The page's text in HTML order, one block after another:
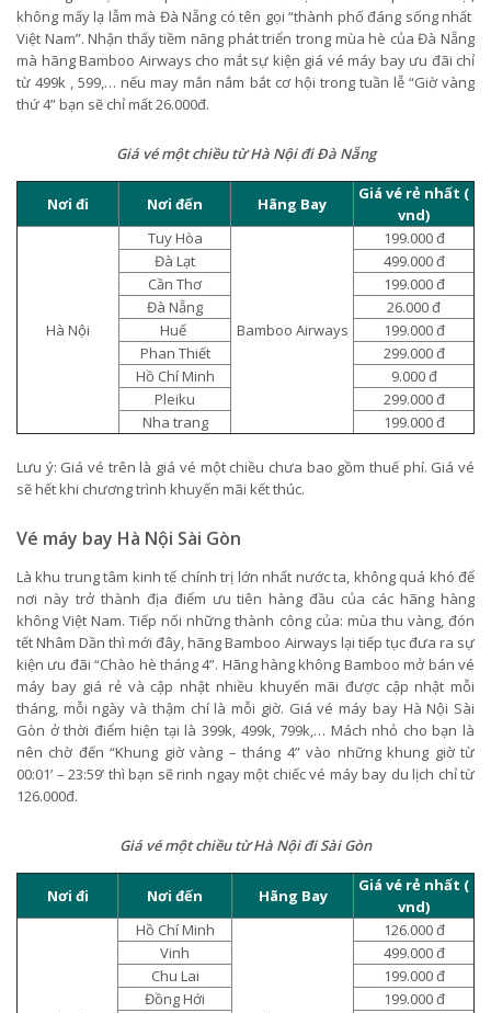
không mấy lạ lẫm mà Đà Nẵng có tên gọi “thành phố đáng sống nhất
Việt Nam”. Nhận thấy tiềm năng phát triển trong mùa hè của Đà Nẵng
mà hãng Bamboo Airways cho mắt sự kiện giá vé máy bay ưu đãi chỉ
từ 499k , 599,… nếu may mắn nắm bắt cơ hội trong tuần lễ “Giờ vàng
thứ 4” bạn sẽ chỉ mất 26.000đ.
Giá vé một chiều từ Hà Nội đi Đà Nẵng
Nơi đi Nơi đến Hãng Bay
Giá vé rẻ nhất (
vnd)
Hà Nội
Tuy Hòa
Bamboo Airways
199.000 đ
Đà Lạt
499.000 đ
Cần Thơ
199.000 đ
Đà Nẵng
26.000 đ
Huế
199.000 đ
Phan Thiết
299.000 đ
Hồ Chí Minh
9.000 đ
Pleiku
299.000 đ
Nha trang
199.000 đ
Lưu ý: Giá vé trên là giá vé một chiều chưa bao gồm thuế phí. Giá vé
sẽ hết khi chương trình khuyến mãi kết thúc.
Vé máy bay Hà Nội Sài Gòn
Là khu trung tâm kinh tế chính trị lớn nhất nước ta, không quá khó để
nơi này trở thành địa điểm ưu tiên hàng đầu của các hãng hàng
không Việt Nam. Tiếp nối những thành công của: mùa thu vàng, đón
tết Nhâm Dần thì mới đây, hãng Bamboo Airways lại tiếp tục đưa ra sự
kiện ưu đãi “Chào hè tháng 4”. Hãng hàng không Bamboo mở bán vé
máy bay giá rẻ và cập nhật nhiều khuyến mãi được cập nhật mỗi
tháng, mỗi ngày và thậm chí là mỗi giờ. Giá vé máy bay Hà Nội Sài
Gòn ở thời điểm hiện tại là 399k, 499k, 799k,… Mách nhỏ cho bạn là
nên chờ đến “Khung giờ vàng – tháng 4” vào những khung giờ từ
00:01’ – 23:59’ thì bạn sẽ rinh ngay một chiếc vé máy bay du lịch chỉ từ
126.000đ.
Giá vé một chiều từ Hà Nội đi Sài Gòn
Nơi đi Nơi đến Hãng Bay
Giá vé rẻ nhất (
vnd)
Hồ Chí Minh
126.000 đ
Vinh
499.000 đ
Chu Lai
199.000 đ
Đồng Hới
199.000 đ